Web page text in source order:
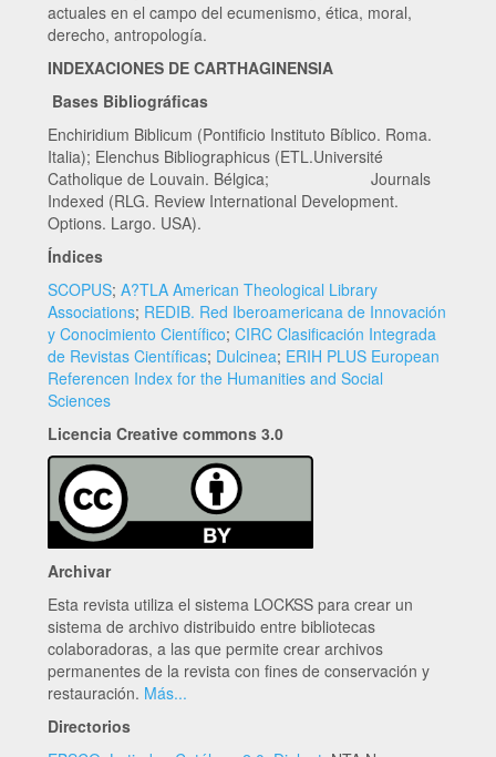
actuales en el campo del ecumenismo, ética, moral,
derecho, antropología.
INDEXACIONES DE CARTHAGINENSIA
Bases Bibliográficas
Enchiridium Biblicum (Pontificio Instituto Bíblico. Roma.
Italia); Elenchus Bibliographicus (ETL.Université
Catholique de Louvain. Bélgica; Journals
Indexed (RLG. Review International Development.
Options. Largo. USA).
Índices
SCOPUS; A?TLA American Theological Library
Associations; REDIB. Red Iberoamericana de Innovación
y Conocimiento Científico; CIRC Clasificación Integrada
de Revistas Científicas; Dulcinea; ERIH PLUS European
Referencen Index for the Humanities and Social
Sciences
Licencia Creative commons 3.0
Archivar
Esta revista utiliza el sistema LOCKSS para crear un
sistema de archivo distribuido entre bibliotecas
colaboradoras, a las que permite crear archivos
permanentes de la revista con fines de conservación y
restauración. Más...
Directorios